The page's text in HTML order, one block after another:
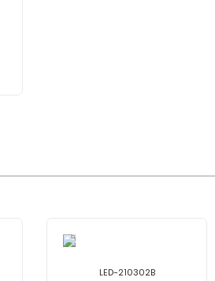
LED-210302B